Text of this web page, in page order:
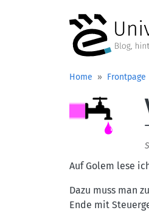
Home Frontpage
Aufmacherbild
Auf Golem lese
Dazu muss man
Ende mit